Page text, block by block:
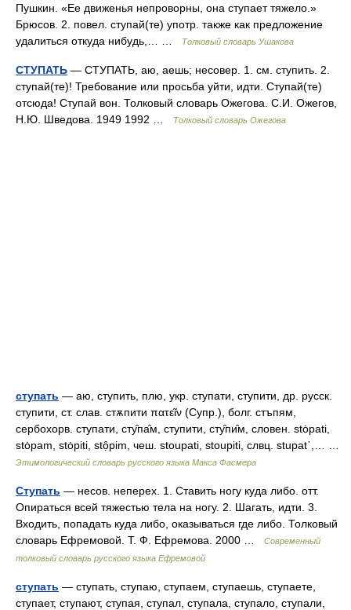
Пушкин. «Ее движенья непроворны, она ступает тяжело.»
Брюсов. 2. повел. ступай(те) употр. также как предложение
удалиться откуда нибудь,… …
Толковый словарь Ушакова
СТУПАТЬ — СТУПАТЬ, аю, аешь; несовер. 1. см. ступить. 2.
ступай(те)! Требование или просьба уйти, идти. Ступай(те)
отсюда! Ступай вон. Толковый словарь Ожегова. С.И. Ожегов,
Н.Ю. Шведова. 1949 1992 …
Толковый словарь Ожегова
ступать — аю, ступить, плю, укр. ступати, ступити, др. русск.
ступити, ст. слав. стѫпити πατεῖν (Супр.), болг. стъпям,
сербохорв. ступати, сту̑па̑м, ступити, сту̑пи̑м, словен. stȯpati,
stȯpam, stȯpiti, stọ̑pim, чеш. stoupati, stoupiti, слвц. stuраt᾽,… …
Этимологический словарь русского языка Макса Фасмера
Ступать — несов. неперех. 1. Ставить ногу куда либо. отт.
Опираться всей тяжестью тела на ногу. 2. Шагать, идти. 3.
Входить, попадать куда либо, оказываться где либо. Толковый
словарь Ефремовой. Т. Ф. Ефремова. 2000 …
Современный
толковый словарь русского языка Ефремовой
ступать — ступать, ступаю, ступаем, ступаешь, ступаете,
ступает, ступают, ступая, ступал, ступала, ступало, ступали,